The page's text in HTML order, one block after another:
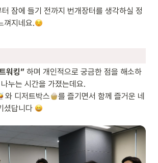
잠에 들기 전까지 번개장터를 생각하실 정
껴지네요.
워킹” 하며 개인적으로 궁금한 점을 해소하
누는 시간을 가졌는데요.
와 디저트박스
를 즐기면서 함께 즐거운 네
셨답니다